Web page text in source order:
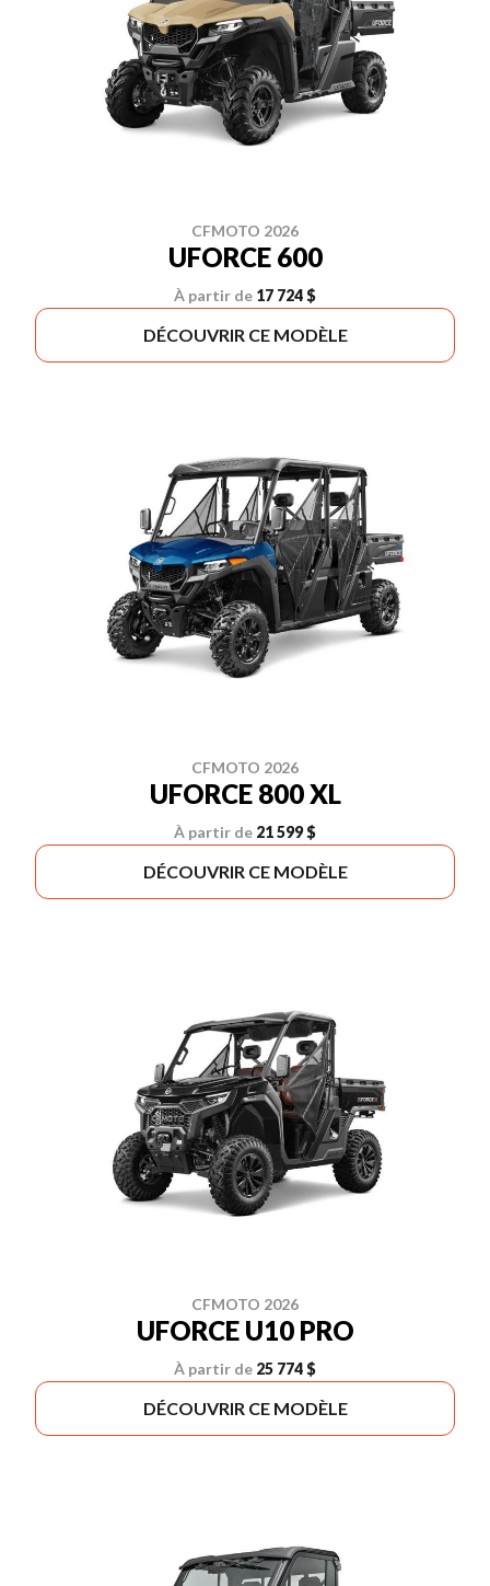
CFMOTO 2026
UFORCE 600
À partir de 17 724 $
DÉCOUVRIR CE MODÈLE
CFMOTO 2026
UFORCE 800 XL
À partir de 21 599 $
DÉCOUVRIR CE MODÈLE
CFMOTO 2026
UFORCE U10 PRO
À partir de 25 774 $
DÉCOUVRIR CE MODÈLE